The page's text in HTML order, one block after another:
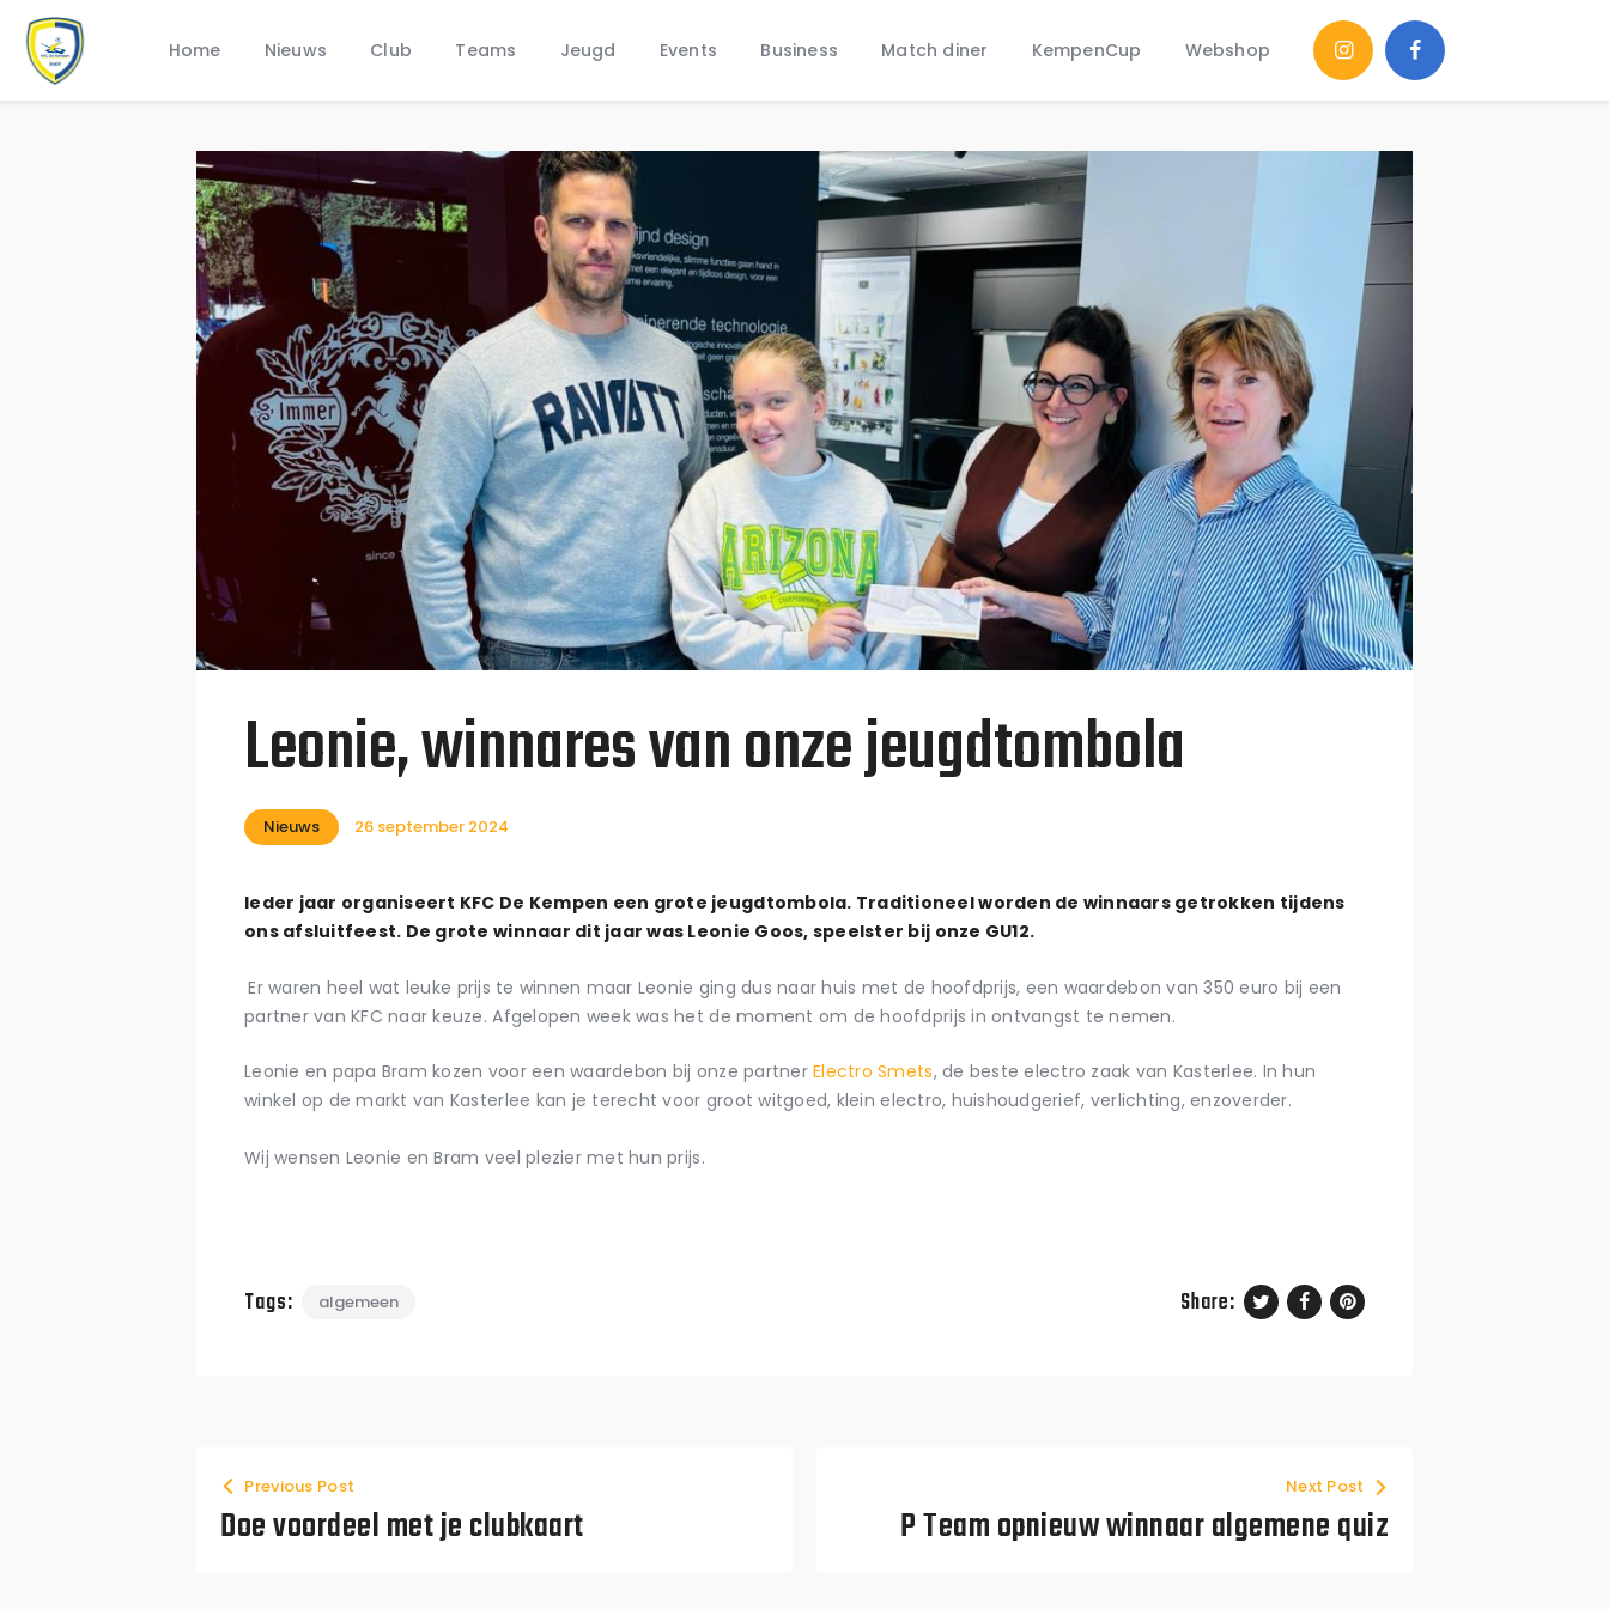
Home Nieuws Club Teams Jeugd Events Business Match diner KempenCup Webshop
Nieuws
Jeugd
Leonie, winnares van onze jeugdtombola
Nieuws 26 september 2024
Ieder jaar organiseert KFC De Kempen een grote jeugdtombola. Traditioneel worden de winnaars getrokken tijdens
ons afsluitfeest. De grote winnaar dit jaar was Leonie Goos, speelster bij onze GU12.
Er waren heel wat leuke prijs te winnen maar Leonie ging dus naar huis met de hoofdprijs, een waardebon van 350 euro bij een
partner van KFC naar keuze. Afgelopen week was het de moment om de hoofdprijs in ontvangst te nemen.
Leonie en papa Bram kozen voor een waardebon bij onze partnerElectro Smets, de beste electro zaak van Kasterlee. In hun
winkel op de markt van Kasterlee kan je terecht voor groot witgoed, klein electro, huishoudgerief, verlichting, enzoverder.
Wij wensen Leonie en Bram veel plezier met hun prijs.
Tags: algemeen Share:
Previous Post
Doe voordeel met je clubkaart
Next Post
P Team opnieuw winnaar algemene quiz